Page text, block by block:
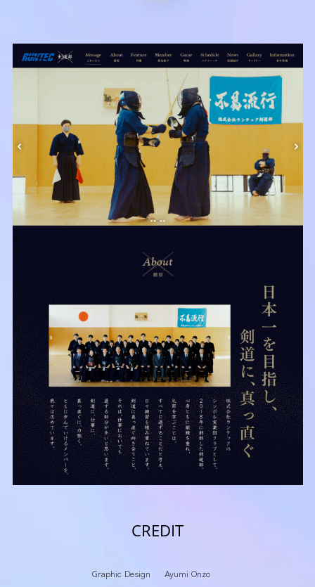
CREDIT
Graphic Design
Ayumi Onzo